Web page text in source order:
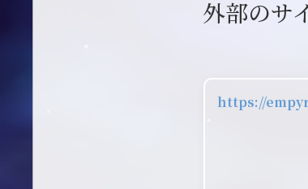
外部のサ
https://